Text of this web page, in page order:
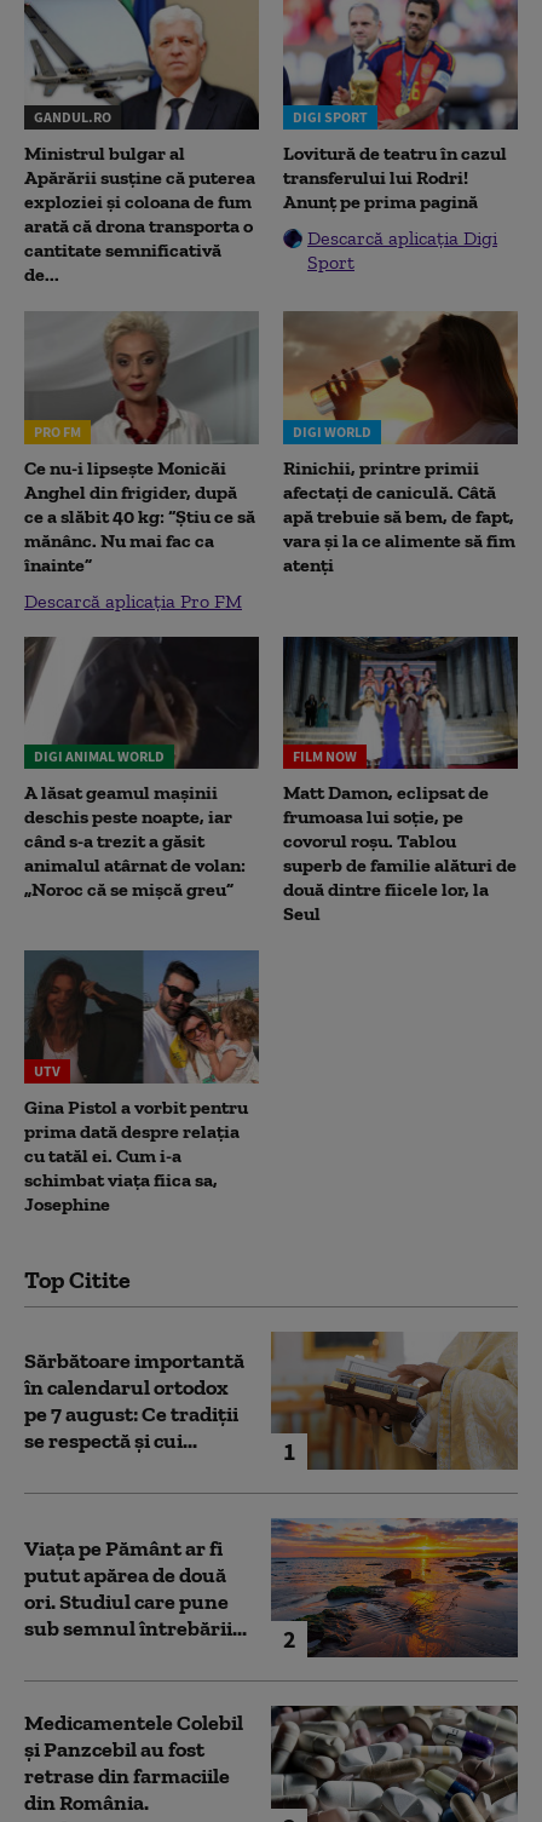
GANDUL.RO
Ministrul bulgar al
Apărării susține că puterea
exploziei și coloana de fum
arată că drona transporta o
cantitate semnificativă
de...
DIGI SPORT
Lovitură de teatru în cazul
transferului lui Rodri!
Anunț pe prima pagină
Descarcă aplicația Digi
Sport
PRO FM
Ce nu-i lipsește Monicăi
Anghel din frigider, după
ce a slăbit 40 kg: “Știu ce să
mănânc. Nu mai fac ca
înainte”
Descarcă aplicația Pro FM
DIGI WORLD
Rinichii, printre primii
afectați de caniculă. Câtă
apă trebuie să bem, de fapt,
vara și la ce alimente să fim
atenți
DIGI ANIMAL WORLD
A lăsat geamul mașinii
deschis peste noapte, iar
când s-a trezit a găsit
animalul atârnat de volan:
„Noroc că se mișcă greu”
FILM NOW
Matt Damon, eclipsat de
frumoasa lui soție, pe
covorul roșu. Tablou
superb de familie alături de
două dintre fiicele lor, la
Seul
UTV
Gina Pistol a vorbit pentru
prima dată despre relația
cu tatăl ei. Cum i-a
schimbat viața fiica sa,
Josephine
Top Citite
1
Sărbătoare importantă
în calendarul ortodox
pe 7 august: Ce tradiții
se respectă și cui...
2
Viața pe Pământ ar fi
putut apărea de două
ori. Studiul care pune
sub semnul întrebării...
Medicamentele Colebil
și Panzcebil au fost
retrase din farmaciile
din România.